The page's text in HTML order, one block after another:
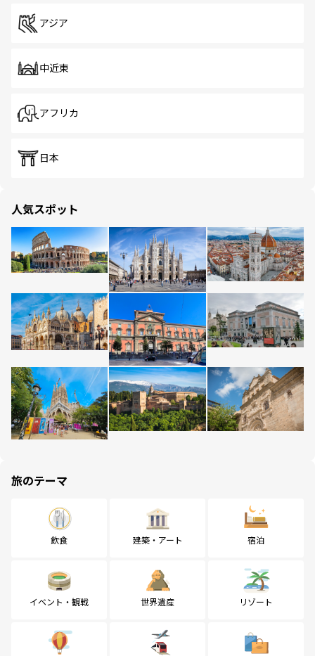
アジア
中近東
アフリカ
日本
人気スポット
旅のテーマ
飲食 建築・アート 宿泊
イベント・観戦 世界遺産 リゾート